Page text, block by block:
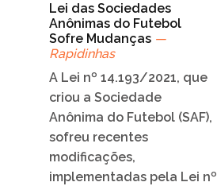
Lei das Sociedades
Anônimas do Futebol
Sofre Mudanças —
Rapidinhas
A Lei nº 14.193/2021, que
criou a Sociedade
Anônima do Futebol (SAF),
sofreu recentes
modificações,
implementadas pela Lei nº